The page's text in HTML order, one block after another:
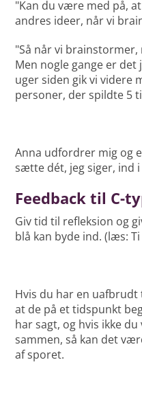
"Kan du være med på,
andres ideer, når vi
"Så når vi brainstormer,
Men nogle gange er det
uger siden gik vi videre
personer, der spildte 5
Anna udfordrer mig og
sætte dét, jeg siger, ind i
Feedback til C-
Giv tid til refleksion og
blå kan byde ind. (læs:
Hvis du har en
at de på et tidspunkt
har sagt, og hvis ikke
sammen, så kan det
af sporet.